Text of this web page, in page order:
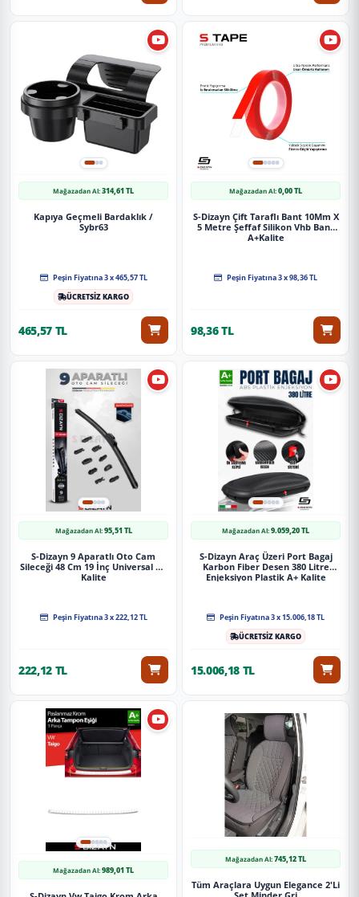
Mağazadan Al:314,61 TL
Kapıya Geçmeli Bardaklık /
Sybr63
Peşin Fiyatına 3 x 465,57 TL
ÜCRETSİZ KARGO
465,57 TL
Mağazadan Al:0,00 TL
S-Dizayn Çift Taraflı Bant 10Mm X
5 Metre Şeffaf Silikon Vhb Bant
A+Kalite
Peşin Fiyatına 3 x 98,36 TL
98,36 TL
Mağazadan Al:95,51 TL
S-Dizayn 9 Aparatlı Oto Cam
Sileceği 48 Cm 19 İnç Universal A+
Kalite
Peşin Fiyatına 3 x 222,12 TL
222,12 TL
Mağazadan Al:9.059,20 TL
S-Dizayn Araç Üzeri Port Bagaj
Karbon Fiber Desen 380 Litre
Enjeksiyon Plastik A+ Kalite
Peşin Fiyatına 3 x 15.006,18 TL
ÜCRETSİZ KARGO
15.006,18 TL
Mağazadan Al:989,01 TL
Mağazadan Al:745,12 TL
Tüm Araçlara Uygun Elegance 2'Li